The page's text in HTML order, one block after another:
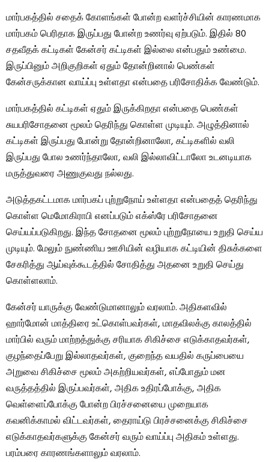
மார்பகத்தில் சதைக் கோளங்கள் போன்ற வளர்ச்சியின் காரணமாக
மார்பகம் பெரிதாக இருப்பது போன்ற உணர்வு ஏற்படும். இதில் 80
சதவீதக் கட்டிகள் கேன்சர் கட்டிகள் இல்லை என்பதும் உண்மை.
இருப்பினும் அறிகுறிகள் ஏதும் தோன்றினால் பெண்கள்
கேன்சருக்கான வாய்ப்பு உள்ளதா என்பதை பரிசோதிக்க வேண்டும்.
மார்பகத்தில் கட்டிகள் ஏதும் இருக்கிறதா என்பதை பெண்கள்
சுயபரிசோதனை மூலம் தெரிந்து கொள்ள முடியும். அழுத்தினால்
கட்டிகள் இருப்பது போன்று தோன்றினாலோ, கட்டிகளில் வலி
இருப்பது போல உணர்ந்தாலோ, வலி இல்லாவிட்டாலோ உடனடியாக
மருத்துவரை அணுகுவது நல்லது.
அடுத்தகட்டமாக மார்பகப் புற்றுநோய் உள்ளதா என்பதைத் தெரிந்து
கொள்ள மெமோகிராபி எனப்படும் எக்ஸ்ரே பரிசோதனை
செய்யப்படுகிறது. இந்த சோதனை மூலம் புற்றுநோயை உறுதி செய்ய
முடியும். மேலும் நுண்ணிய ஊசியின் வழியாக கட்டியின் திசுக்களை
சேகரித்து ஆய்வுக்கூடத்தில் சோதித்து அதனை உறுதி செய்து
கொள்ளலாம்.
கேன்சர் யாருக்கு வேண்டுமானாலும் வரலாம். அதிகளவில்
ஹார்மோன் மாத்திரை உட்கொள்பவர்கள், மாதவிலக்கு காலத்தில்
மார்பில் வரும் மாற்றத்துக்கு சரியாக சிகிச்சை எடுக்காதவர்கள்,
குழந்தைப்பேறு இல்லாதவர்கள், குறைந்த வயதில் கருப்பையை
அறுவை சிகிச்சை மூலம் அகற்றியவர்கள், எப்போதும் மன
வருத்தத்தில் இருப்பவர்கள், அதிக உதிரப்போக்கு, அதிக
வெள்ளைப்போக்கு போன்ற பிரச்சனையை முறையாக
கவனிக்காமல் விட்டவர்கள், தைராய்டு பிரச்சனைக்கு சிகிச்சை
எடுக்காதவர்களுக்கு கேன்சர் வரும் வாய்ப்பு அதிகம் உள்ளது.
பரம்பரை காரணங்களாலும் வரலாம்.